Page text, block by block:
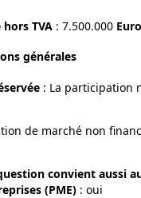
TVA : 7.500.000 Euro
générales
: La participation
de marché non
convient aussi
(PME) : oui